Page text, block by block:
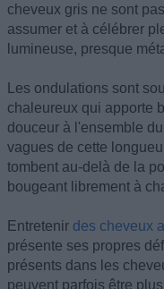
cheveux gris ne sont
assumer et à célébrer
lumineuse, presque
Les ondulations sont
chaleureux qui apporte
douceur à l'ensemble
vagues de cette
tombent au-delà de la
bougeant librement à
Entretenir des cheveux
présente ses propres
présents dans les
peuvent parfois être